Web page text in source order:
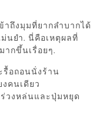
ถึงมุมที่ยากลำบากได้
นยำ. นี่คือเหตุผลที่
ากขึ้นเรื่อยๆ.
รื้อถอนนั่งร้าน
คนเดียว
วงหล่นและปุ่มหยุด